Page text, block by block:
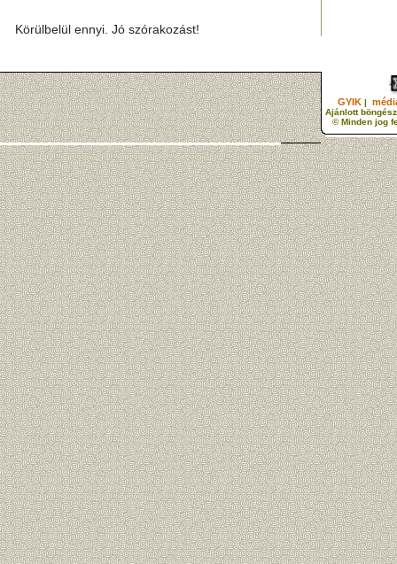
Körülbelül ennyi. Jó szórakozást!
GYIK |
Ajánlott
© Minden jog